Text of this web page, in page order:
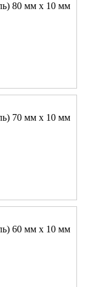
80 мм х 10 мм
70 мм х 10 мм
60 мм х 10 мм